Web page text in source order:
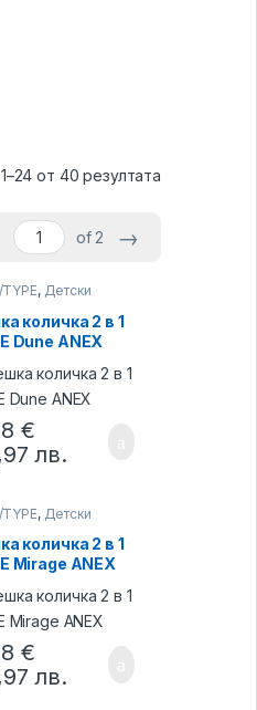
от 40 резултата
of 2 →
, Детски
количка 2 в 1
Dune ANEX
€
лв.
, Детски
количка 2 в 1
Mirage ANEX
€
лв.